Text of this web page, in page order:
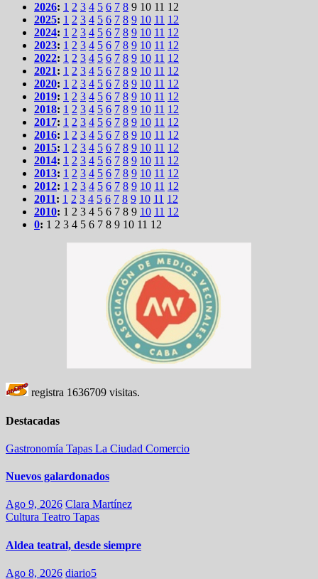
2026: 1 2 3 4 5 6 7 8 9 10 11 12
2025: 1 2 3 4 5 6 7 8 9 10 11 12
2024: 1 2 3 4 5 6 7 8 9 10 11 12
2023: 1 2 3 4 5 6 7 8 9 10 11 12
2022: 1 2 3 4 5 6 7 8 9 10 11 12
2021: 1 2 3 4 5 6 7 8 9 10 11 12
2020: 1 2 3 4 5 6 7 8 9 10 11 12
2019: 1 2 3 4 5 6 7 8 9 10 11 12
2018: 1 2 3 4 5 6 7 8 9 10 11 12
2017: 1 2 3 4 5 6 7 8 9 10 11 12
2016: 1 2 3 4 5 6 7 8 9 10 11 12
2015: 1 2 3 4 5 6 7 8 9 10 11 12
2014: 1 2 3 4 5 6 7 8 9 10 11 12
2013: 1 2 3 4 5 6 7 8 9 10 11 12
2012: 1 2 3 4 5 6 7 8 9 10 11 12
2011: 1 2 3 4 5 6 7 8 9 10 11 12
2010: 1 2 3 4 5 6 7 8 9 10 11 12
0: 1 2 3 4 5 6 7 8 9 10 11 12
registra 1636709 visitas.
Destacadas
Gastronomía Tapas La Ciudad Comercio
Nuevos galardonados
Ago 9, 2026 Clara Martínez
Cultura Teatro Tapas
Aldea teatral, desde siempre
Ago 8, 2026 diario5